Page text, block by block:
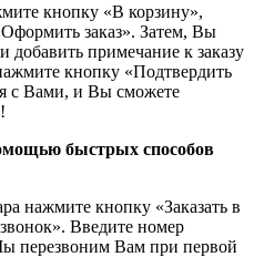
кнопку «В корзину»,
заказ». Затем, Вы
добавить примечание к заказу
кнопку «Подтвердить
с Вами, и Вы сможете
быстрых способов
нажмите кнопку «Заказать в
Введите номер
перезвоним Вам при первой